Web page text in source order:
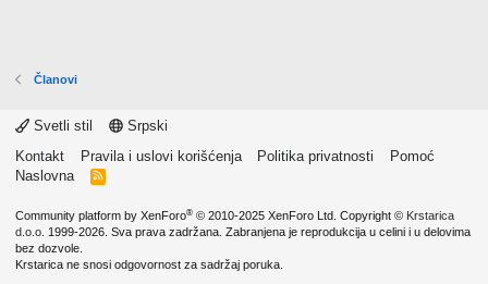
Članovi
Svetli stil
Srpski
Kontakt
Pravila i uslovi korišćenja Politika privatnosti
Pomoć
Naslovna
R
Community platform by XenForo® © 2010-2025 XenForo Ltd. Copyright © Krstarica
d.o.o. 1999-2026. Sva prava zadržana. Zabranjena je reprodukcija u celini i u delovima
bez dozvole.
Krstarica ne snosi odgovornost za sadržaj poruka.